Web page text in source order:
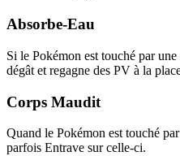
Absorbe-Eau
Si le Pokémon est touché par
dégât et regagne des PV à la
Corps Maudit
Quand le Pokémon est touché
parfois Entrave sur celle-ci.